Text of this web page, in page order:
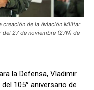
creación de la Aviación Militar
27 de noviembre (27N) de
la Defensa, Vladimir
105° aniversario de